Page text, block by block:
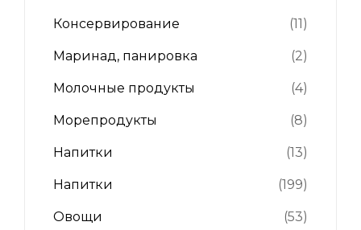
Консервирование (11)
Маринад, панировка (2)
Молочные продукты (4)
Морепродукты (8)
Напитки (13)
Напитки (199)
Овощи (53)